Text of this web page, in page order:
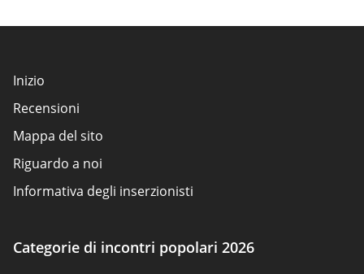
Inizio
Recensioni
Mappa del sito
Riguardo a noi
Informativa degli inserzionisti
Politica sui cookie
Categorie di incontri popolari 2026